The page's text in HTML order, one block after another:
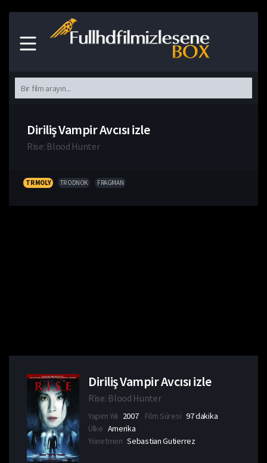
Diriliş Vampir Avcısı izle
Rise: Blood Hunter
TR MOLY TR ODNOK FRAGMAN
Diriliş Vampir Avcısı izle
Rise: Blood Hunter
Yapım Yılı 2007 Film Süresi 97 dakika
Ülke Amerika
Yönetmen Sebastian Gutierrez